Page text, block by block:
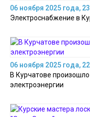
06 ноября 2025 года,
Электроснабжение в
06 ноября 2025 года,
В Курчатове
электроэнергии